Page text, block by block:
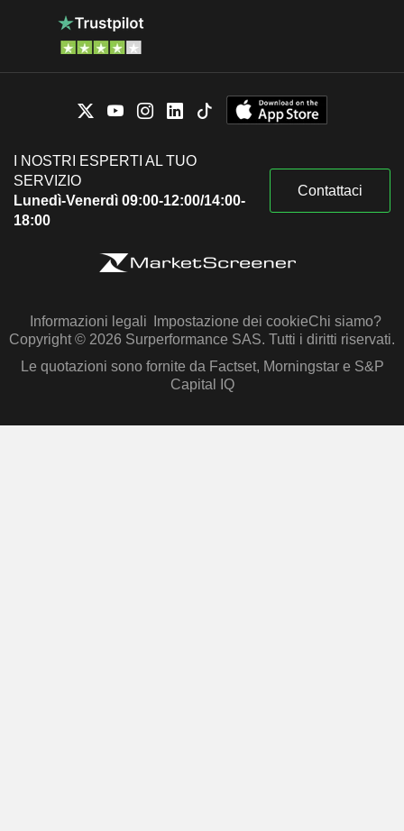
I NOSTRI ESPERTI AL TUO
SERVIZIO
Lunedì-Venerdì 09:00-12:00/14:00-
18:00
Contattaci
Informazioni legali Impostazione dei cookieChi siamo?
Copyright © 2026 Surperformance SAS. Tutti i diritti riservati.
Le quotazioni sono fornite da Factset, Morningstar e S&P
Capital IQ